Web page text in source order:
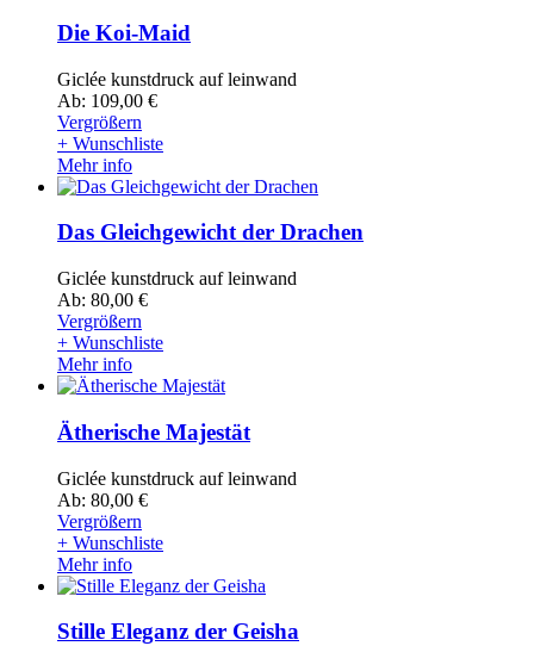
Die Koi-Maid
Giclée kunstdruck auf leinwand
Ab: 109,00 €
Vergrößern
+ Wunschliste
Mehr info
Das Gleichgewicht der Drachen
Giclée kunstdruck auf leinwand
Ab: 80,00 €
Vergrößern
+ Wunschliste
Mehr info
Ätherische Majestät
Giclée kunstdruck auf leinwand
Ab: 80,00 €
Vergrößern
+ Wunschliste
Mehr info
Stille Eleganz der Geisha